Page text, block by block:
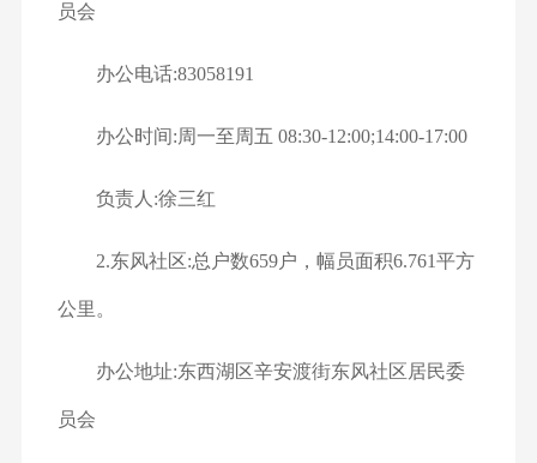
员会
办公电话:83058191
办公时间:周一至周五 08:30-12:00;14:00-17:00
负责人:徐三红
2.东风社区:总户数659户，幅员面积6.761平方
公里。
办公地址:东西湖区辛安渡街东风社区居民委
员会